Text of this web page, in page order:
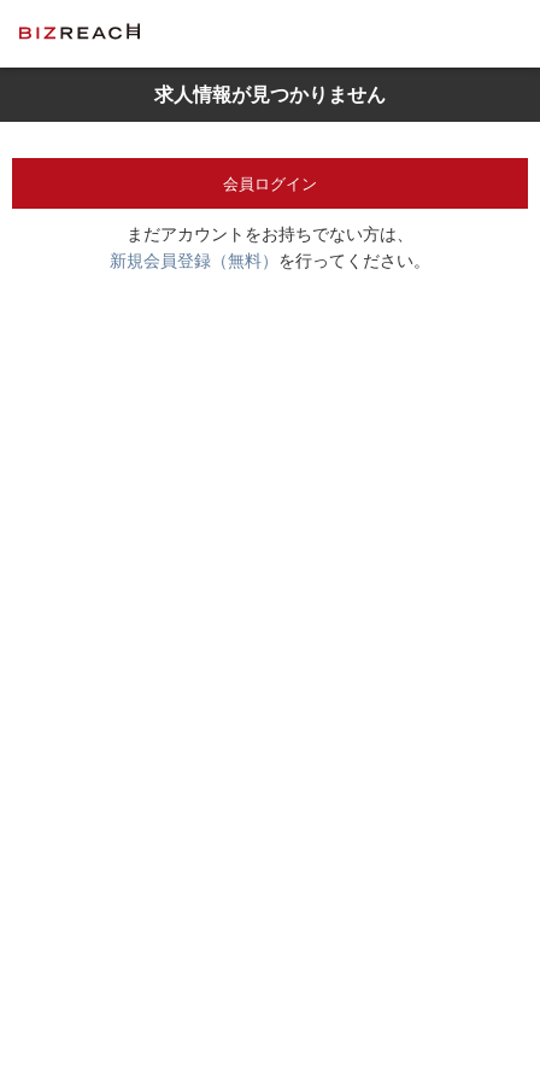
求人情報が見つかりません
会員ログイン
まだアカウントをお持ちでない方は、
新規会員登録（無料） を行ってください。